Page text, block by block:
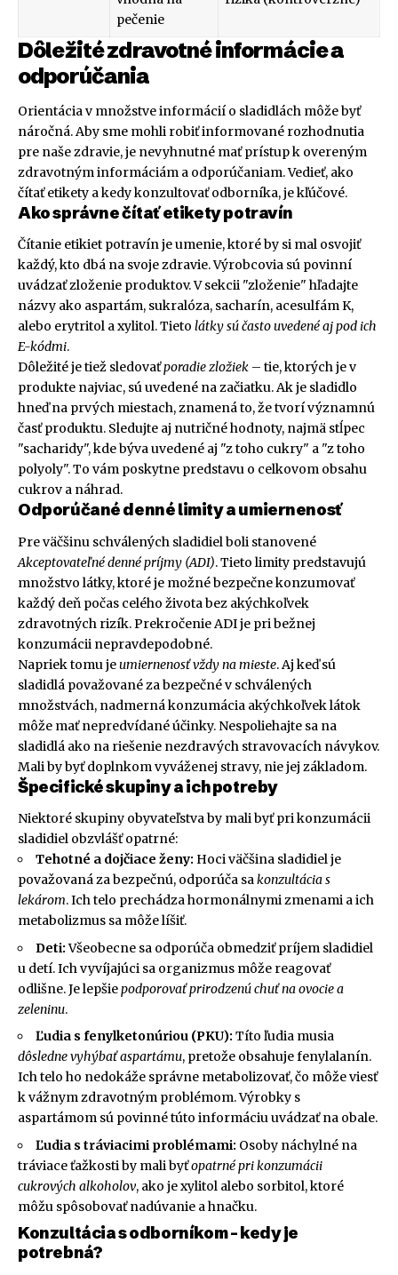
pečenie
Dôležité zdravotné informácie a
odporúčania
Orientácia v množstve informácií o sladidlách môže byť
náročná. Aby sme mohli robiť informované rozhodnutia
pre naše zdravie, je nevyhnutné mať prístup k overeným
zdravotným informáciám a odporúčaniam. Vedieť, ako
čítať etikety a kedy konzultovať odborníka, je kľúčové.
Ako správne čítať etikety potravín
Čítanie etikiet potravín je umenie, ktoré by si mal osvojiť
každý, kto dbá na svoje zdravie. Výrobcovia sú povinní
uvádzať zloženie produktov. V sekcii "zloženie" hľadajte
názvy ako aspartám, sukralóza, sacharín, acesulfám K,
alebo erytritol a xylitol. Tieto látky sú často uvedené aj pod ich
E-kódmi.
Dôležité je tiež sledovaťporadie zložiek – tie, ktorých je v
produkte najviac, sú uvedené na začiatku. Ak je sladidlo
hneď na prvých miestach, znamená to, že tvorí významnú
časť produktu. Sledujte aj nutričné hodnoty, najmä stĺpec
"sacharidy", kde býva uvedené aj "z toho cukry" a "z toho
polyoly". To vám poskytne predstavu o celkovom obsahu
cukrov a náhrad.
Odporúčané denné limity a umiernenosť
Pre väčšinu schválených sladidiel boli stanovené
Akceptovateľné denné príjmy (ADI). Tieto limity predstavujú
množstvo látky, ktoré je možné bezpečne konzumovať
každý deň počas celého života bez akýchkoľvek
zdravotných rizík. Prekročenie ADI je pri bežnej
konzumácii nepravdepodobné.
Napriek tomu jeumiernenosť vždy na mieste. Aj keď sú
sladidlá považované za bezpečné v schválených
množstvách, nadmerná konzumácia akýchkoľvek látok
môže mať nepredvídané účinky. Nespoliehajte sa na
sladidlá ako na riešenie nezdravých stravovacích návykov.
Mali by byť doplnkom vyváženej stravy, nie jej základom.
Špecifické skupiny a ich potreby
Niektoré skupiny obyvateľstva by mali byť pri konzumácii
sladidiel obzvlášť opatrné:
Tehotné a dojčiace ženy: Hoci väčšina sladidiel je
považovaná za bezpečnú, odporúča sakonzultácia s
lekárom. Ich telo prechádza hormonálnymi zmenami a ich
metabolizmus sa môže líšiť.
Deti:Všeobecne sa odporúča obmedziť príjem sladidiel
u detí. Ich vyvíjajúci sa organizmus môže reagovať
odlišne. Je lepšiepodporovať prirodzenú chuť na ovocie a
zeleninu.
Ľudia s fenylketonúriou (PKU): Títo ľudia musia
dôsledne vyhýbať aspartámu, pretože obsahuje fenylalanín.
Ich telo ho nedokáže správne metabolizovať, čo môže viesť
k vážnym zdravotným problémom. Výrobky s
aspartámom sú povinné túto informáciu uvádzať na obale.
Ľudia s tráviacimi problémami: Osoby náchylné na
tráviace ťažkosti by mali byťopatrné pri konzumácii
cukrových alkoholov, ako je xylitol alebo sorbitol, ktoré
môžu spôsobovať nadúvanie a hnačku.
Konzultácia s odborníkom – kedy je
potrebná?